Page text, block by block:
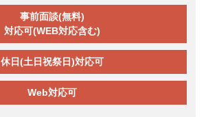
事前面談(無料)
対応可(WEB対応含む)
休日(土日祝祭日)対応可
Web対応可